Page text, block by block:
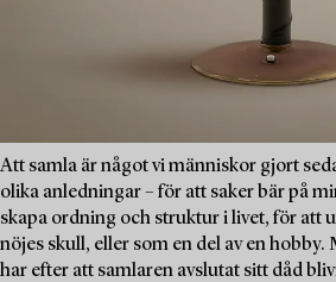
Att samla är något vi människor gjort
olika anledningar – för att saker bär på
skapa ordning och struktur i livet, för att
nöjes skull, eller som en del av en
har efter att samlaren avslutat sitt dåd